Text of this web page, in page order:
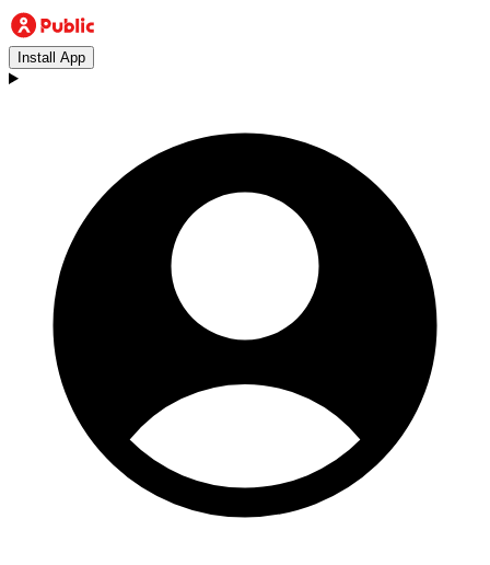
Install App